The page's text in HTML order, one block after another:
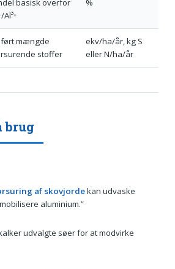
basisk overfor
Al³⁺
%
mængde
stoffer
ekv/ha/år, kg S
eller N/ha/år
brug
af skovjordekan udvaske
aluminium.”
udvalgte søer for at modvirke